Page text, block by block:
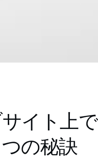
イト上
の秘訣